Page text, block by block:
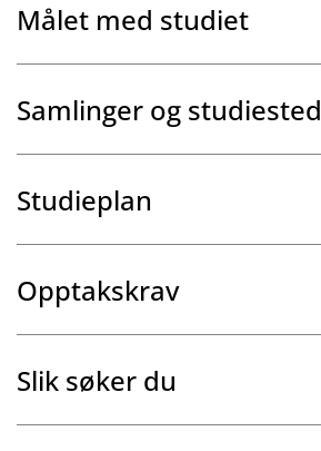
Målet med studiet
Samlinger og studiested
Studieplan
Opptakskrav
Slik søker du